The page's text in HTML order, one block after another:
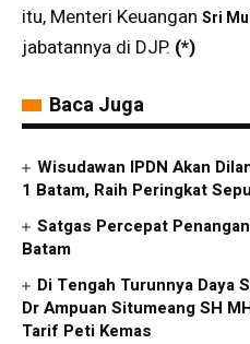
itu, Menteri Keuangan Sri
jabatannya di DJP. (*)
Baca Juga
Wisudawan IPDN Akan
1 Batam, Raih Peringkat
Satgas Percepat
Batam
Di Tengah Turunnya Daya
Dr Ampuan Situmeang SH
Tarif Peti Kemas